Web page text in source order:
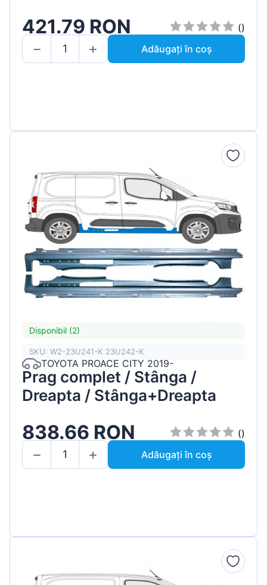
421.79 RON
()
Adăugați în coș
Disponibil (2)
SKU: W2-23U241-K 23U242-K
TOYOTA PROACE CITY 2019-
Prag complet / Stânga /
Dreapta / Stânga+Dreapta
838.66 RON
()
Adăugați în coș